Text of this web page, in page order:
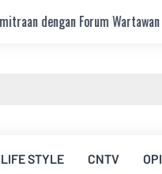
Wartawan Pemprov NTB
LIFE STYLE CNTV